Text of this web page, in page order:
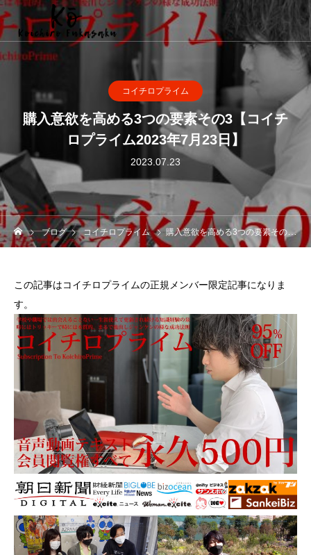
コイチロプライム
購入意欲を高める3つの要素その3【コイチ
ロプライム2023年7月23日】
2023.07.23
ブログ コイチロプライム 購入意欲を高める3つの要素その3【コイチロプライム2023年7月23日】
この記事はコイチロプライムの正規メンバー限定記事になりま
す。